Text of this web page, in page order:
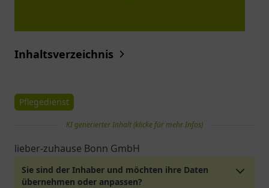
Inhaltsverzeichnis
Pflegedienst
KI generierter Inhalt (klicke für mehr Infos)
lieber-zuhause Bonn GmbH
Sie sind der Inhaber und möchten ihre Daten
übernehmen oder anpassen?